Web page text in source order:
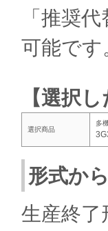
「推奨
可能です
【選択
選択商品
多
形式か
生産終了